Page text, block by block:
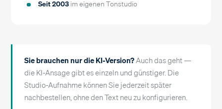
Seit 2003im eigenen Tonstudio
Sie brauchen nur die KI-Version?Auch das geht —
die KI-Ansage gibt es einzeln und günstiger. Die
Studio-Aufnahme können Sie jederzeit später
nachbestellen, ohne den Text neu zu konfigurieren.